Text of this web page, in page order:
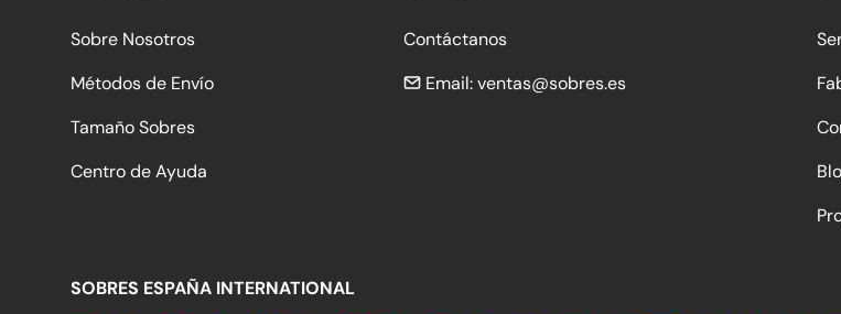
Sobre Nosotros
Métodos de Envío
Tamaño Sobres
Centro de Ayuda
Contáctanos
Email:ventas@sobres.es
SOBRES ESPAÑA INTERNATIONAL